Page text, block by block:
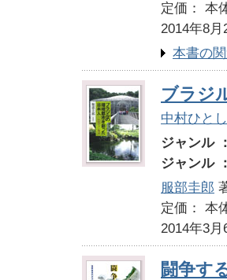
定価：
2014年8月
本書の
ブラジ
中村ひと
ジャンル
ジャンル
服部圭郎
定価：
2014年3月
闘争す